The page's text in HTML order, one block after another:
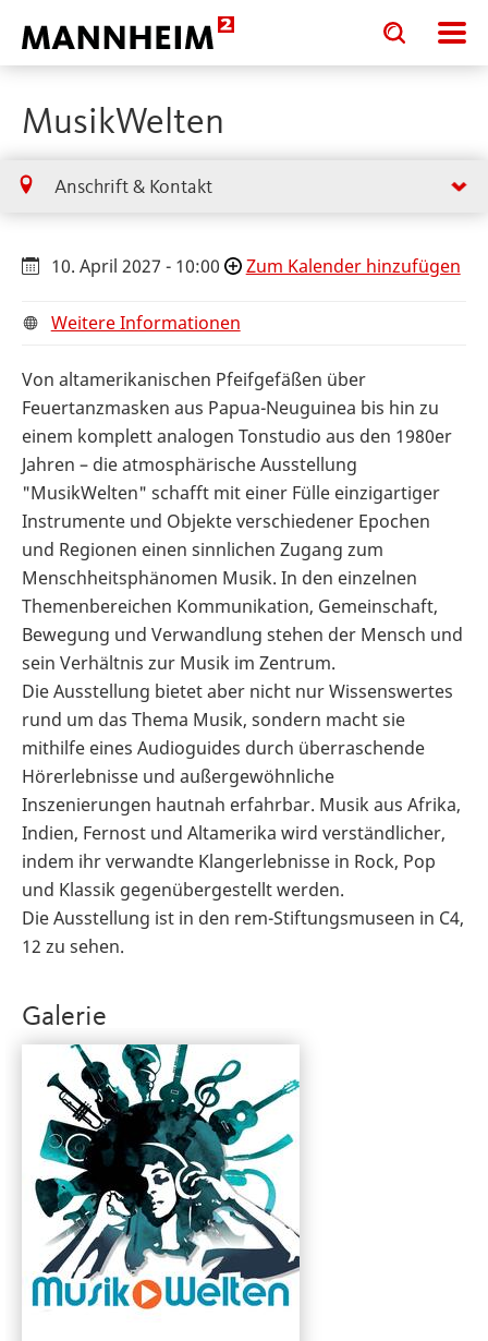
Toggle
search
input
Toggle
search
input
MusikWelten
Anschrift & Kontakt
10. April 2027 - 10:00 Zum Kalender hinzufügen
Weitere Informationen
Von altamerikanischen Pfeifgefäßen über
Feuertanzmasken aus Papua-Neuguinea bis hin zu
einem komplett analogen Tonstudio aus den 1980er
Jahren – die atmosphärische Ausstellung
"MusikWelten" schafft mit einer Fülle einzigartiger
Instrumente und Objekte verschiedener Epochen
und Regionen einen sinnlichen Zugang zum
Menschheitsphänomen Musik. In den einzelnen
Themenbereichen Kommunikation, Gemeinschaft,
Bewegung und Verwandlung stehen der Mensch und
sein Verhältnis zur Musik im Zentrum.
Die Ausstellung bietet aber nicht nur Wissenswertes
rund um das Thema Musik, sondern macht sie
mithilfe eines Audioguides durch überraschende
Hörerlebnisse und außergewöhnliche
Inszenierungen hautnah erfahrbar. Musik aus Afrika,
Indien, Fernost und Altamerika wird verständlicher,
indem ihr verwandte Klangerlebnisse in Rock, Pop
und Klassik gegenübergestellt werden.
Die Ausstellung ist in den rem-Stiftungsmuseen in C4,
12 zu sehen.
Galerie